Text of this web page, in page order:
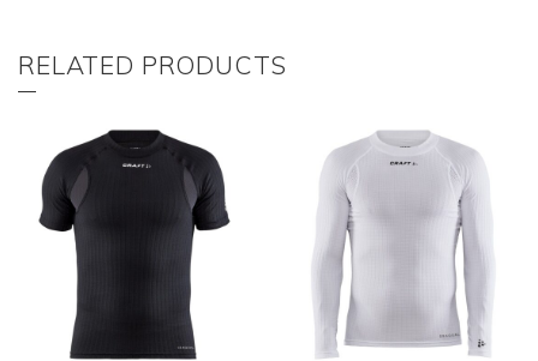
RELATED PRODUCTS